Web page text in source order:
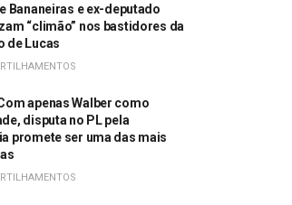
Bananeiras e ex-deputado
“climão” nos bastidores da
de Lucas
apenas Walber como
disputa no PL pela
promete ser uma das mais